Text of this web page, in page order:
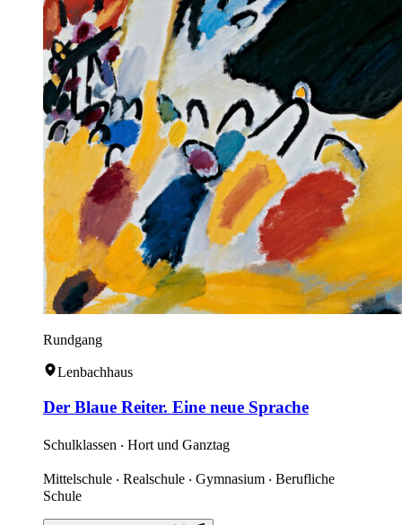
Rundgang
Lenbachhaus
Der Blaue Reiter. Eine neue Sprache
Schulklassen ‧ Hort und Ganztag
Mittelschule ‧ Realschule ‧ Gymnasium ‧ Berufliche
Schule